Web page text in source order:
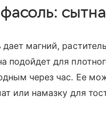
дает магний,
подойдет для
через час. Ее
или намазку для